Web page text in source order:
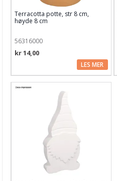
Terracotta potte, str 8 cm,
høyde 8 cm
56316000
kr 14,00
LES MER